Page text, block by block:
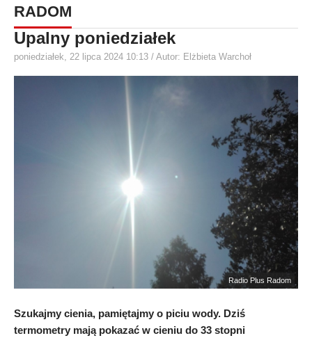
RADOM
Upalny poniedziałek
poniedziałek, 22 lipca 2024 10:13 / Autor: Elżbieta Warchoł
Radio Plus Radom
Szukajmy cienia, pamiętajmy o piciu wody. Dziś
termometry mają pokazać w cieniu do 33 stopni